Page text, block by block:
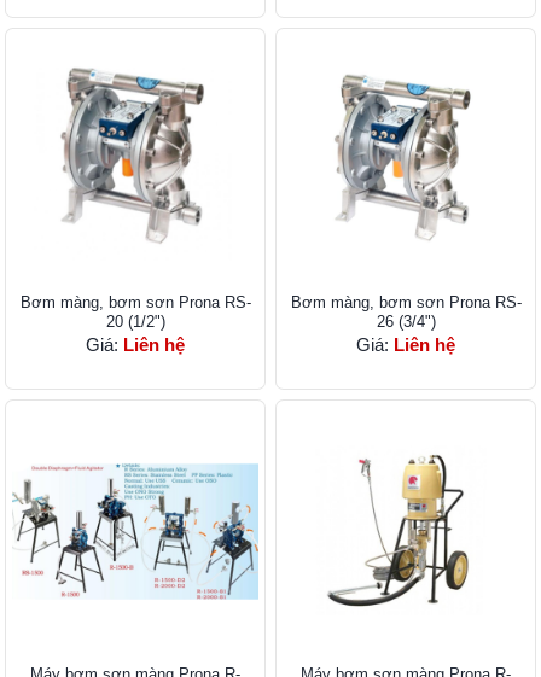
Bơm màng, bơm sơn Prona RS-
20 (1/2")
Giá: Liên hệ
Bơm màng, bơm sơn Prona RS-
26 (3/4")
Giá: Liên hệ